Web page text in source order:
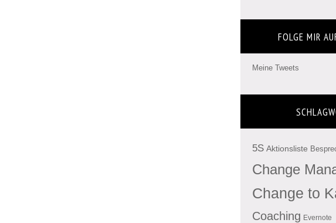
FOLGE MIR
Meine Tweets
5S Aktionsliste
Change
Change to
Coaching Evernote